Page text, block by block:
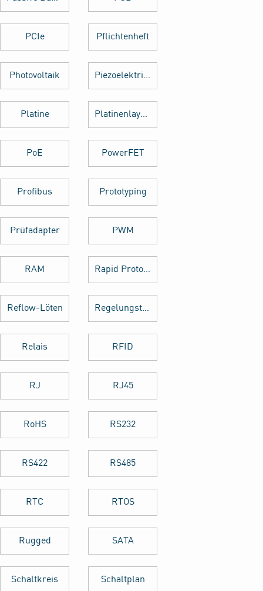
PCIe Pflichtenheft
Photovoltaik Piezoelektrischer Sensor
Platine Platinenlayout
PoE PowerFET
Profibus Prototyping
Prüfadapter PWM
RAM Rapid Prototyping
Reflow-Löten Regelungstechnik
Relais RFID
RJ RJ45
RoHS RS232
RS422 RS485
RTC RTOS
Rugged SATA
Schaltkreis Schaltplan